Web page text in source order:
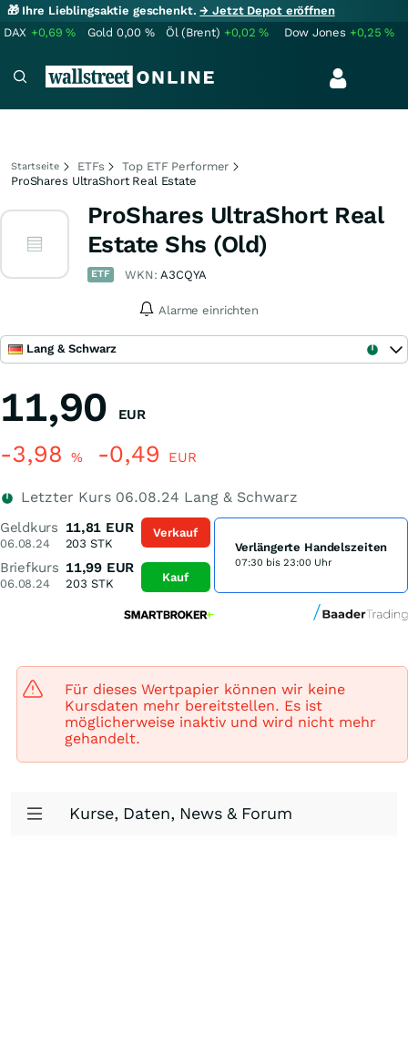
🎁 Ihre Lieblingsaktie geschenkt.→ Jetzt Depot eröffnen
DAX +0,69% Gold 0,00 % Öl (Brent) +0,02% Dow Jones +0,25%
Startseite ETFs
Top ETF Performer
ProShares UltraShort Real Estate
ProShares UltraShort Real
Estate Shs (Old)
ETF WKN:A3CQYA
Alarme einrichten
Lang & Schwarz
11,90 EUR
-3,98 % -0,49 EUR
Letzter Kurs 06.08.24 Lang & Schwarz
Geldkurs
06.08.24
11,81 EUR
203 STK
Briefkurs
06.08.24
11,99 EUR
203 STK
Verkauf
Kauf
Verlängerte Handelszeiten
07:30 bis 23:00 Uhr
Für dieses Wertpapier können wir keine
Kursdaten mehr bereitstellen. Es ist
möglicherweise inaktiv und wird nicht mehr
gehandelt.
Kurse, Daten, News & Forum